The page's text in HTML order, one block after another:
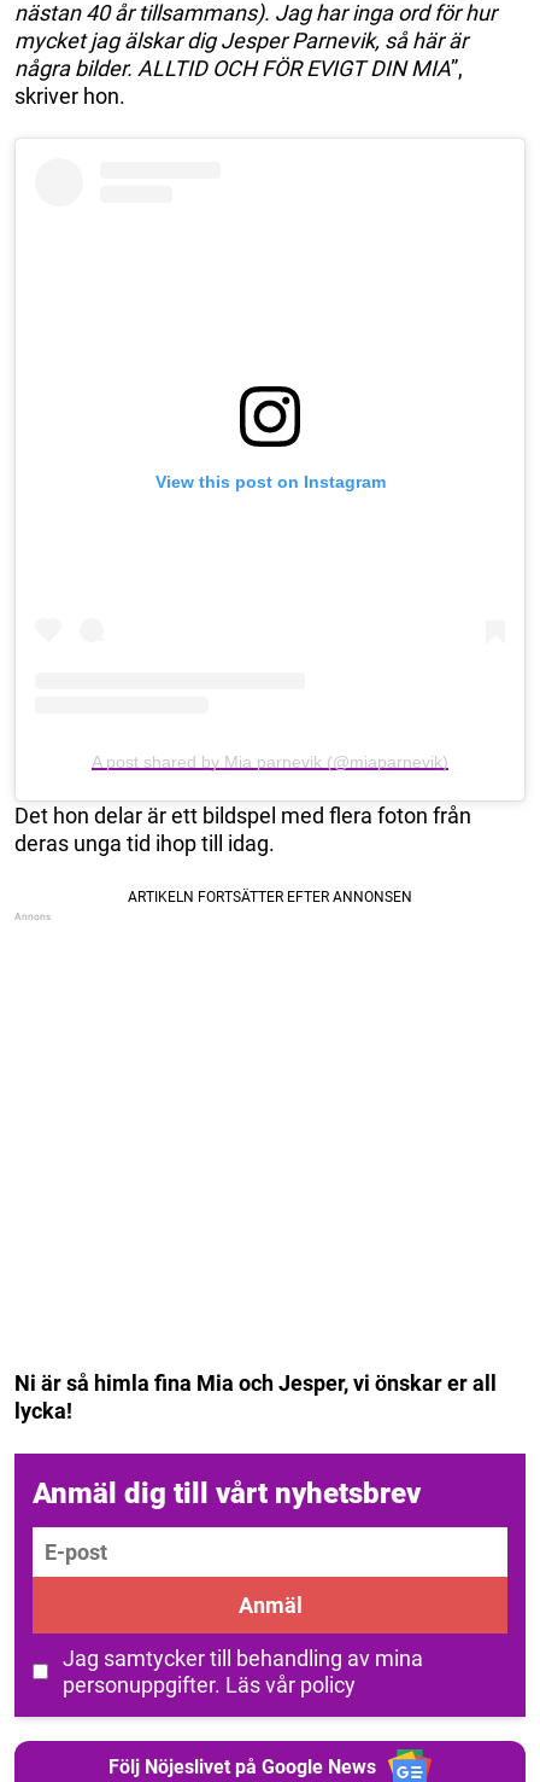
nästan 40 år tillsammans). Jag har inga ord för hur
mycket jag älskar dig Jesper Parnevik, så här är
några bilder. ALLTID OCH FÖR EVIGT DIN MIA”,
skriver hon.
View this post on Instagram
A post shared by Mia parnevik (@miaparnevik)
Det hon delar är ett bildspel med flera foton från
deras unga tid ihop till idag.
Ni är så himla fina Mia och Jesper, vi önskar er all
lycka!
Anmäl dig till vårt nyhetsbrev
E-post
Anmäl
Jag samtycker till behandling av mina
personuppgifter. Läs vår policy
Följ Nöjeslivet på Google News